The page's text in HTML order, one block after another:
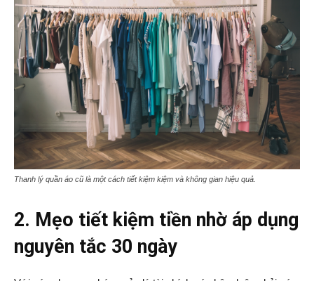
Thanh lý quần áo cũ là một cách tiết kiệm kiệm và không gian hiệu quả.
2. Mẹo tiết kiệm tiền nhờ áp dụng
nguyên tắc 30 ngày